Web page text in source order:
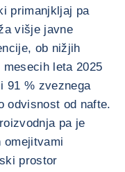
primanjkljaj pa
višje javne
ob nižjih
leta 2025
91 % zveznega
odvisnost od nafte.
pa je
omejitvami
prostor